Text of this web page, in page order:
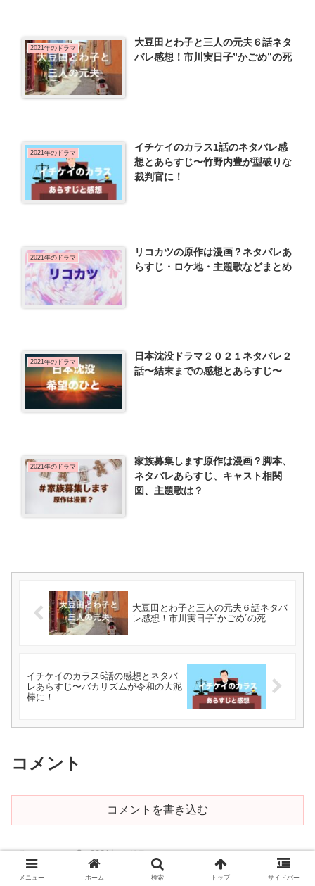
2021年のドラマ
大豆田とわ子と三人の元夫６話ネタ
バレ感想！市川実日子”かごめ”の死
2021年のドラマ
イチケイのカラス1話のネタバレ感
想とあらすじ〜竹野内豊が型破りな
裁判官に！
2021年のドラマ
リコカツの原作は漫画？ネタバレあ
らすじ・ロケ地・主題歌などまとめ
2021年のドラマ
日本沈没ドラマ２０２１ネタバレ２
話〜結末までの感想とあらすじ〜
2021年のドラマ
家族募集します原作は漫画？脚本、
ネタバレあらすじ、キャスト相関
図、主題歌は？
大豆田とわ子と三人の元夫６話ネタバ
レ感想！市川実日子”かごめ”の死
イチケイのカラス6話の感想とネタバ
レあらすじ〜バカリズムが令和の大泥
棒に！
コメント
コメントを書き込む
ホーム 2021年のドラマ
メニュー ホーム 検索 トップ サイドバー